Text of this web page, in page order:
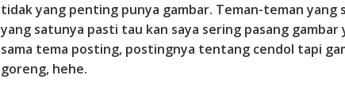
tidak yang penting punya gambar. Teman-teman yang
yang satunya pasti tau kan saya sering pasang gambar
sama tema posting, postingnya tentang cendol tapi
goreng, hehe.